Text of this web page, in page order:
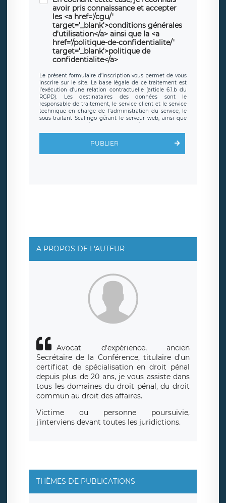
avoir pris connaissance et accepter
les <a href='/cgu/'
target='_blank'>conditions générales
d'utilisation</a> ainsi que la <a
href='/politique-de-confidentialite/'
target='_blank'>politique de
confidentialite</a>
Le présent formulaire d’inscription vous permet de vous
inscrire sur le site. La base légale de ce traitement est
l’exécution d’une relation contractuelle (article 6.1.b du
RGPD). Les destinataires des données sont le
responsable de traitement, le service client et le service
technique en charge de l’administration du service, le
sous-traitant Scalingo gérant le serveur web, ainsi que
toute personne légalement autorisée. Le formulaire
d’inscription est hébergé sur un serveur hébergé par
clauses de
protection conformes au RGPD
. Les données collectées
sont conservées jusqu’à ce que l’Internaute en sollicite la
rue Léopold Sédar Senghor, joignable à l’adresse mail :
responsabledetraitement@legavox.fr. Vous avez
également le droit d’introduire une réclamation auprès
d’une autorité de contrôle.
PUBLIER
A PROPOS DE L'AUTEUR
Avocat d'expérience, ancien
Secrétaire de la Conférence, titulaire d'un
certificat de spécialisation en droit pénal
depuis plus de 20 ans, je vous assiste dans
tous les domaines du droit pénal, du droit
commun au droit des affaires.
Victime ou personne poursuivie,
j'interviens devant toutes les juridictions.
THÈMES DE PUBLICATIONS